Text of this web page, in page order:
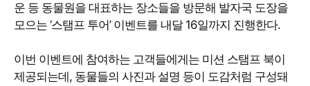
운 등 동물원을 대표하는 장소들을 방문해 발자국 도장을
모으는 ‘스탬프 투어’ 이벤트를 내달 16일까지 진행한다.
이번 이벤트에 참여하는 고객들에게는 미션 스탬프 북이
제공되는데, 동물들의 사진과 설명 등이 도감처럼 구성돼